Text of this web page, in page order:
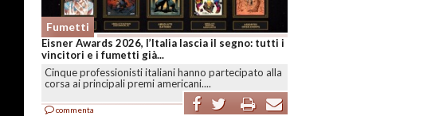
Fumetti
Eisner Awards 2026, l’Italia lascia il segno: tutti i
vincitori e i fumetti già...
Cinque professionisti italiani hanno partecipato alla
corsa ai principali premi americani....
commenta